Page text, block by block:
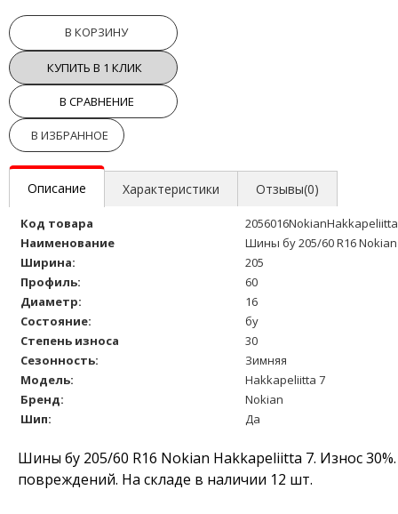
В КОРЗИНУ
КУПИТЬ В 1 КЛИК
В СРАВНЕНИЕ
В ИЗБРАННОЕ
Описание Характеристики Отзывы(0)
Код товара
Наименование
Шины бу 205/60 R16
Ширина:
205
Профиль:
60
Диаметр:
16
Состояние:
бу
Степень износа
30
Сезонность:
Зимняя
Модель:
Hakkapeliitta 7
Бренд:
Nokian
Шип:
Да
Шины бу 205/60 R16 Nokian Hakkapeliitta 7. Износ
повреждений. На складе в наличии 12 шт.